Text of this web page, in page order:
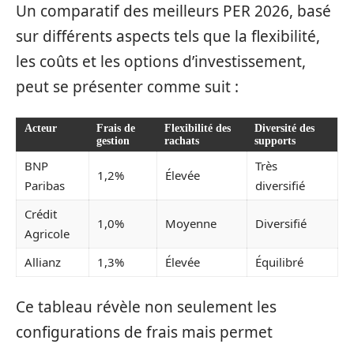
Un comparatif des meilleurs PER 2026, basé
sur différents aspects tels que la flexibilité,
les coûts et les options d’investissement,
peut se présenter comme suit :
Acteur
Frais de
gestion
Flexibilité des
rachats
Diversité des
supports
BNP
Paribas
1,2% Élevée
Très
diversifié
Crédit
Agricole
1,0% Moyenne Diversifié
Allianz 1,3% Élevée Équilibré
Ce tableau révèle non seulement les
configurations de frais mais permet